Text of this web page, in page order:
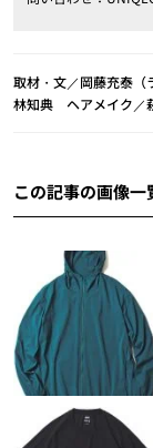
取材・文／岡藤充泰
林知典 ヘアメイク／
この記事の画像一